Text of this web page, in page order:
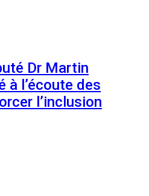
Dr Martin
à l’écoute des
l’inclusion